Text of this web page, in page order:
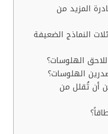
المزيد من
النماذج الضعيفة
الهلوسات؟
الهلوسات؟
أن تُقلل من